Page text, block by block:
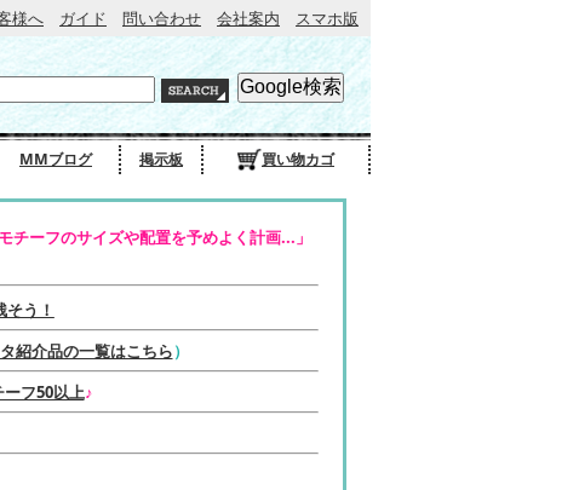
様へ ガイド 問い合わせ 会社案内 スマホ版
MMブログ 掲示板 買い物カゴ
ーフのサイズや配置を予めよく計画...」
う！
紹介品の一覧はこちら）
フ50以上♪